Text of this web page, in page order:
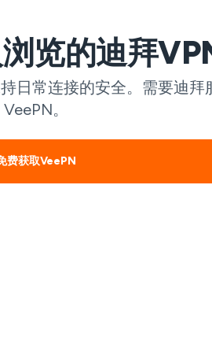
览的迪拜
日常连接的安全。需要迪
VeePN。
费获取VeePN